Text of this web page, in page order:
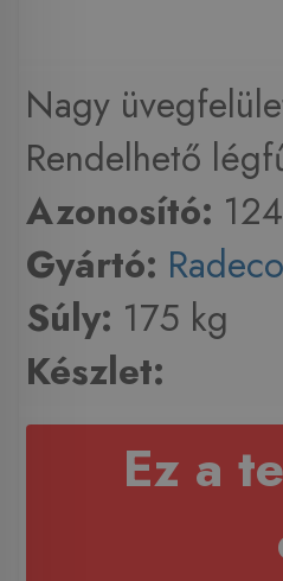
Nagy
Rendelhető
Azonosító:
Gyártó: Radeco
Súly: 175 kg
Készlet:
Ez a